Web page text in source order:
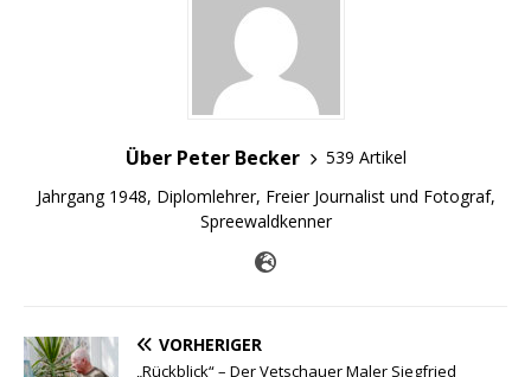
Über Peter Becker
539 Artikel
Jahrgang 1948, Diplomlehrer, Freier Journalist und Fotograf,
Spreewaldkenner
VORHERIGER
„Rückblick“ – Der Vetschauer Maler Siegfried